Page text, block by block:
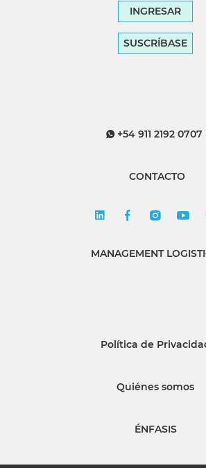
INGRESAR
SUSCRÍBASE
+54 911 2192 0707
CONTACTO
MANAGEMENT
Política de
Quiénes somos
ÉNFASIS